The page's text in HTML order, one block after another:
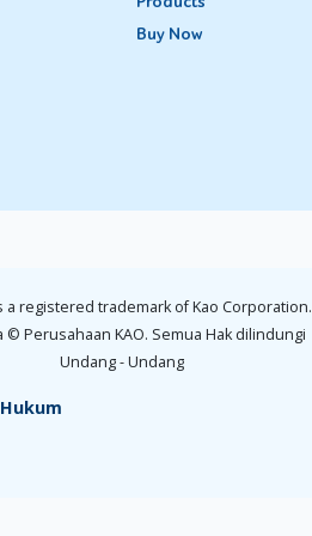
apa yang harus
atau tidak.
dingin, bawalah
Buy Now
a registered trademark of Kao Corporation.
© Perusahaan KAO. Semua Hak dilindungi
Undang - Undang